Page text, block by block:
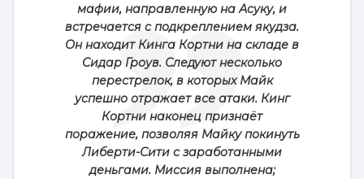
мафии, направленную на Асуку, и
встречается с подкреплением якудза.
Он находит Кинга Кортни на складе в
Сидар Гроув. Следуют несколько
перестрелок, в которых Майк
успешно отражает все атаки. Кинг
Кортни наконец признаёт
поражение, позволяя Майку покинуть
Либерти-Сити с заработанными
деньгами. Миссия выполнена;